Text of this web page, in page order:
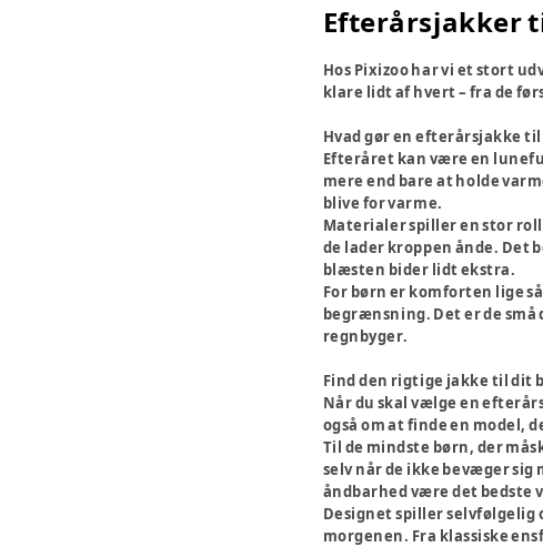
Efterårsjakker
Hos Pixizoo har vi et stort
klare lidt af hvert – fra de
Hvad gør en efterårsjakke
Efteråret kan være en
mere end bare at holde
blive for varme.
Materialer spiller en stor
de lader kroppen ånde. Det
blæsten bider lidt ekstra.
For børn er komforten lige
begrænsning. Det er de
regnbyger.
Find den rigtige jakke til dit
Når du skal vælge en
også om at finde en model,
Til de mindste børn, der
selv når de ikke bevæger sig
åndbarhed være det bedste
Designet spiller selvfølgelig
morgenen. Fra klassiske